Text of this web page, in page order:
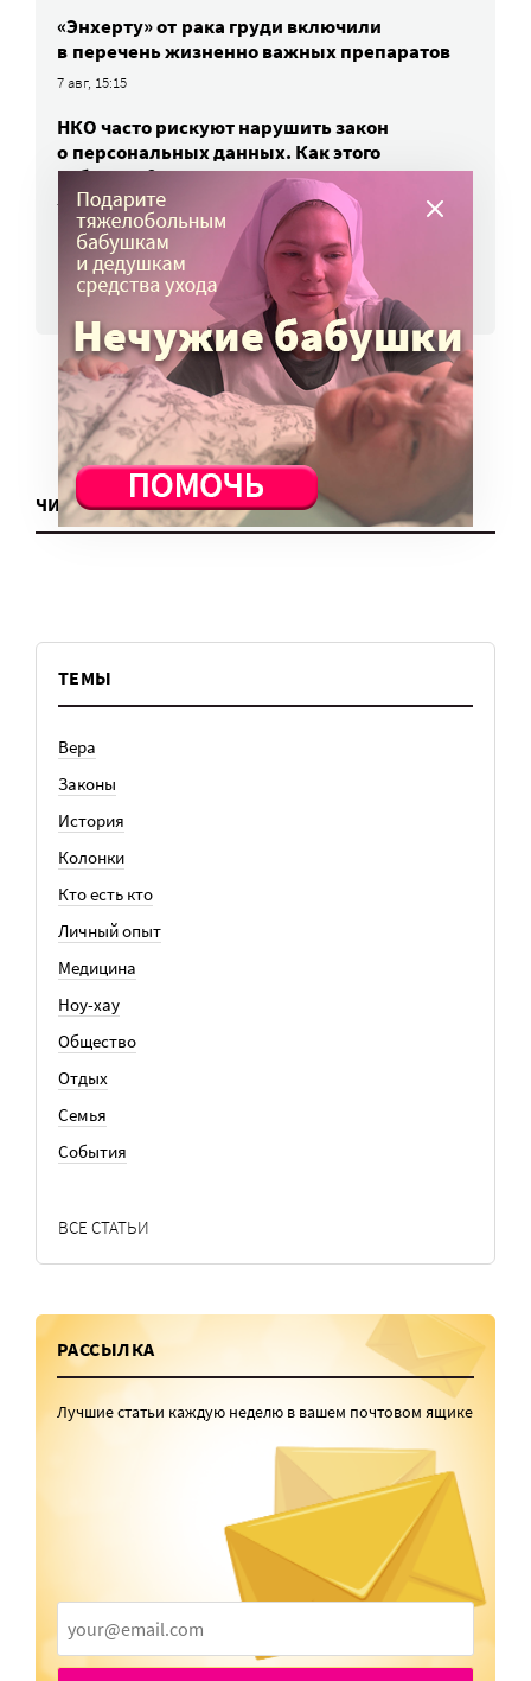
«Энхерту» от рака груди включили
в перечень жизненно важных препаратов
7 авг, 15:15
НКО часто рискуют нарушить закон
о персональных данных. Как этого
избежать?
7 авг, 13:13
ВСЕ НОВОСТИ
ЧИТАТЬ ЕЩЕ
ТЕМЫ
Вера
Законы
История
Колонки
Кто есть кто
Личный опыт
Медицина
Ноу-хау
Общество
Отдых
Семья
События
ВСЕ СТАТЬИ
РАССЫЛКА
Лучшие статьи каждую неделю в вашем почтовом ящике